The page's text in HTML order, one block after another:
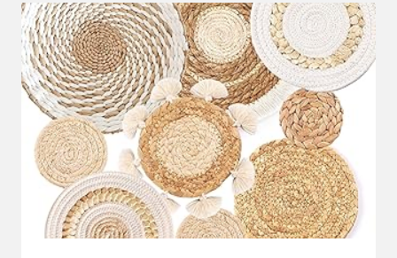
BOHO
DEKO
MAKRAMEE
WANDTEPPICH
MIT
HOLZPERLEN
UND
GRÜN
BLÄTTER